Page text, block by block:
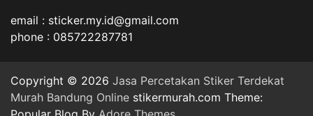
email : sticker.my.id@gmail.com
phone : 085722287781
Copyright © 2026 Jasa Percetakan Stiker Terdekat
Murah Bandung Online stikermurah.com Theme: